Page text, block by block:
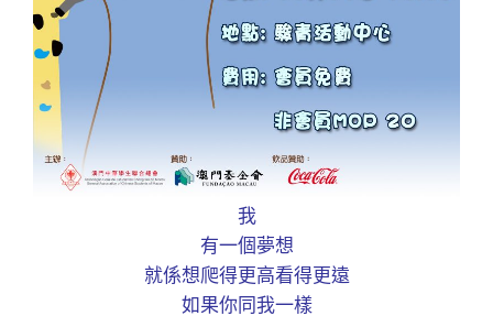
我
有一個夢想
就係想爬得更高看得更遠
如果你同我一樣